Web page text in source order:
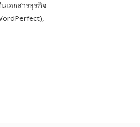
เอกสารธุรกิจ